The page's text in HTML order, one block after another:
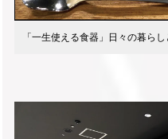
「一生使える食器」日々の暮ら